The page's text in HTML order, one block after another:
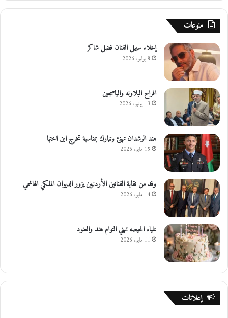
منوعات
إخلاء سبيل الفنان فضل شاكر
8 يوليو، 2026
افراح البلاونه والياصجين
13 يونيو، 2026
هند الرشدان تهنئ وتبارك بمناسبة تخرج ابن اختها
15 مايو، 2026
وفد من نقابة الفنانين الأردنيين يزور الديوان الملكي الهاشمي
14 مايو، 2026
علياء الحيصه تهني التوام هند والعنود
11 مايو، 2026
إعلانات